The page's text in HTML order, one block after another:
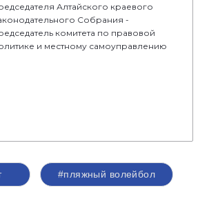
Алтайского краевого
Собрания -
комитета по правовой
и местному самоуправлению
#пляжный волейбол